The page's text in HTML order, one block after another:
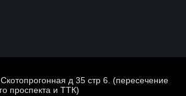
Скотопрогонная д 35 стр 6. (пересечение
проспекта и ТТК)